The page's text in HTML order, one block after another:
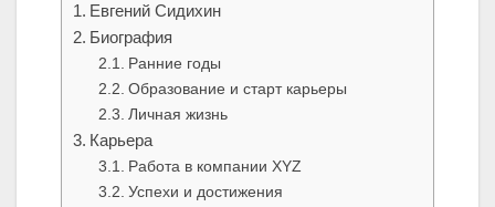
Евгений Сидихин
Биография
Ранние годы
Образование и старт карьеры
Личная жизнь
Карьера
Работа в компании XYZ
Успехи и достижения